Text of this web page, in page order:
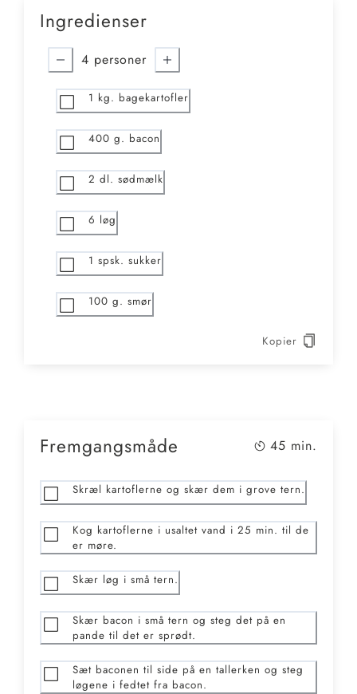
Ingredienser
4 personer
1 kg. bagekartofler
400 g. bacon
2 dl. sødmælk
6 løg
1 spsk. sukker
100 g. smør
Kopier
Fremgangsmåde 45 min.
Skræl kartoflerne og skær dem i grove tern.
Kog kartoflerne i usaltet vand i 25 min. til de
er møre.
Skær løg i små tern.
Skær bacon i små tern og steg det på en
pande til det er sprødt.
Sæt baconen til side på en tallerken og steg
løgene i fedtet fra bacon.